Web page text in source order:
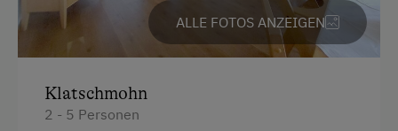
ALLE FOTOS ANZEIGEN
Klatschmohn
2 - 5 Personen